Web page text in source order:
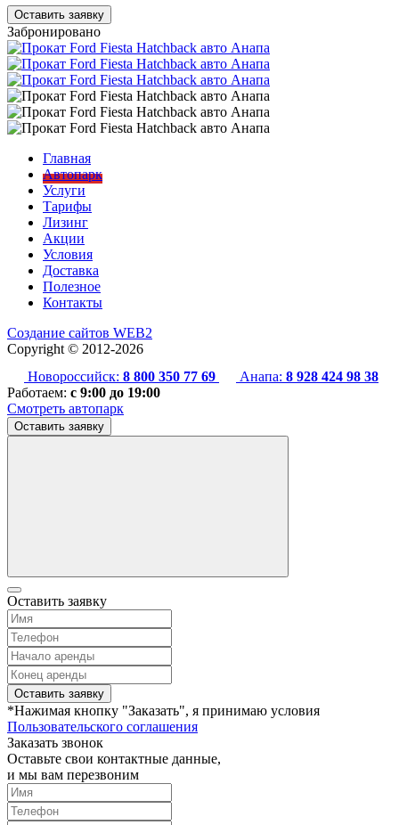
Оставить заявку
Забронировано
Главная
Автопарк
Услуги
Тарифы
Лизинг
Акции
Условия
Доставка
Полезное
Контакты
Создание сайтов WEB2
Copyright © 2012-2026
Новороссийск: 8 800 350 77 69 Анапа: 8 928 424 98 38
Работаем: с 9:00 до 19:00
Смотреть автопарк
Оставить заявку
Оставить заявку
Оставить заявку
*Нажимая кнопку "Заказать", я принимаю условия
Пользовательского соглашения
Заказать звонок
Оставьте свои контактные данные,
и мы вам перезвоним